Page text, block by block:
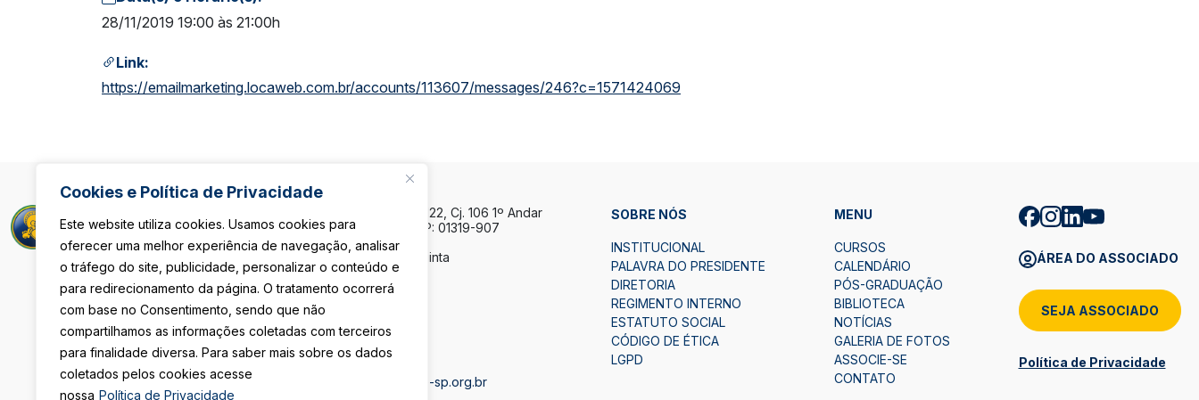
Cookies e Política de Privacidade
Este website utiliza cookies. Usamos cookies para
oferecer uma melhor experiência de navegação, analisar
o tráfego do site, publicidade, personalizar o conteúdo e
para redirecionamento da página. O tratamento ocorrerá
com base no Consentimento, sendo que não
compartilhamos as informações coletadas com terceiros
para finalidade diversa. Para saber mais sobre os dados
coletados pelos cookies acesse
nossa Política de Privacidade
28/11/2019 19:00 às 21:00h
Link:
https://emailmarketing.locaweb.com.br/accounts/113607/messages/246?c=1571424069
Rua Maria Paula, 122, Cj. 106 1º Andar
São Paulo/SP CEP: 01319-907
De Segunda a Quinta
Das 8h às 18h.
Sexta-Feira
(11) 3105-4112
secretaria@ibape-sp.org.br
SOBRE NÓS
INSTITUCIONAL
PALAVRA DO PRESIDENTE
DIRETORIA
REGIMENTO INTERNO
ESTATUTO SOCIAL
CÓDIGO DE ÉTICA
LGPD
MENU
CURSOS
CALENDÁRIO
PÓS-GRADUAÇÃO
BIBLIOTECA
NOTÍCIAS
GALERIA DE FOTOS
ASSOCIE-SE
CONTATO
ÁREA DO ASSOCIADO
SEJA ASSOCIADO
Política de Privacidade